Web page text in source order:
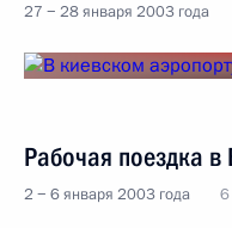
27 − 28 января 2003 года
Рабочая поездка
2 − 6 января 2003 года 6